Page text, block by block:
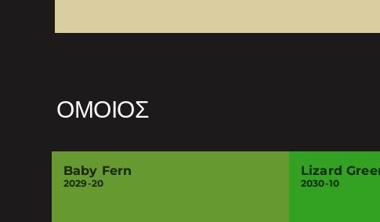
ΌΜΟΙΟΣ
Baby Fern
2029-20
Lizard
2030-10